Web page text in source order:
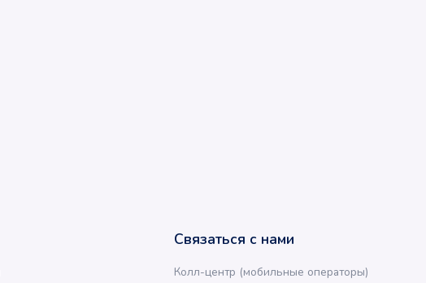
Связаться с нами
Колл-центр (мобильные операторы)